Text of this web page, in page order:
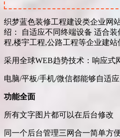
织梦蓝色装修工程建设类企业网
绍： 自适应不同终端设备 适合
程,楼宇工程,公路工程等企业建站
采用全球WEB趋势技术：响应式
电脑/平板/手机/微信都能够自适
功能全面
所有文字图片都可以在后台修改
同一个后台管理三网合一简单方